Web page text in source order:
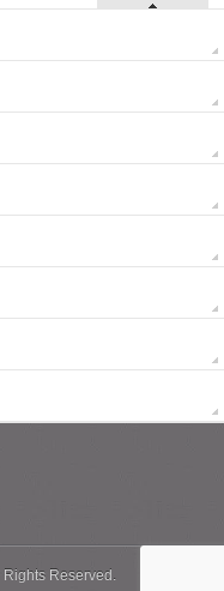
Rights Reserved.